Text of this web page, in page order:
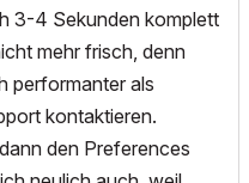
3-4 Sekunden komplett
mehr frisch, denn
performanter als
kontaktieren.
den Preferences